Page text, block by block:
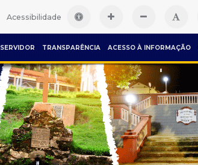
Acessibilidade
SERVIDOR TRANSPARÊNCIA ACESSO À INFORMAÇÃO